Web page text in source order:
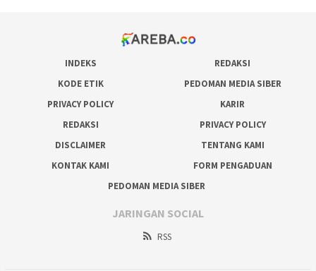
INDEKS
REDAKSI
KODE ETIK
PEDOMAN MEDIA SIBER
PRIVACY POLICY
KARIR
REDAKSI
PRIVACY POLICY
DISCLAIMER
TENTANG KAMI
KONTAK KAMI
FORM PENGADUAN
PEDOMAN MEDIA SIBER
JARINGAN SOCIAL
RSS